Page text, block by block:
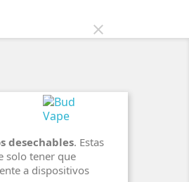
close
desechables. Estas
solo tener que
a dispositivos